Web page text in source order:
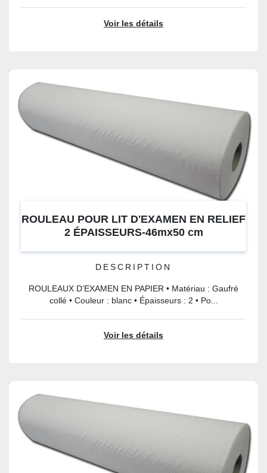
Voir les détails
ROULEAU POUR LIT D'EXAMEN EN RELIEF
2 ÉPAISSEURS-46mx50 cm
DESCRIPTION
ROULEAUX D’EXAMEN EN PAPIER • Matériau : Gaufré
collé • Couleur : blanc • Épaisseurs : 2 • Po...
Voir les détails